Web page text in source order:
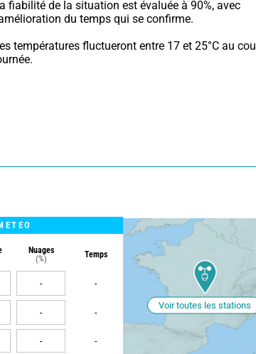
fiabilité de la situation est évaluée à 90%, avec
du temps qui se confirme.
températures fluctueront entre 17 et 25°C au
Nuages
(%)
Temps
- -
- -
- -
Voir toutes les stations